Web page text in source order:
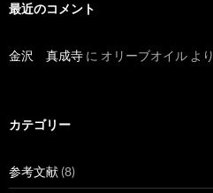
最近のコメント
金沢 真成寺 に オリーブオイル より
カテゴリー
参考文献 (8)